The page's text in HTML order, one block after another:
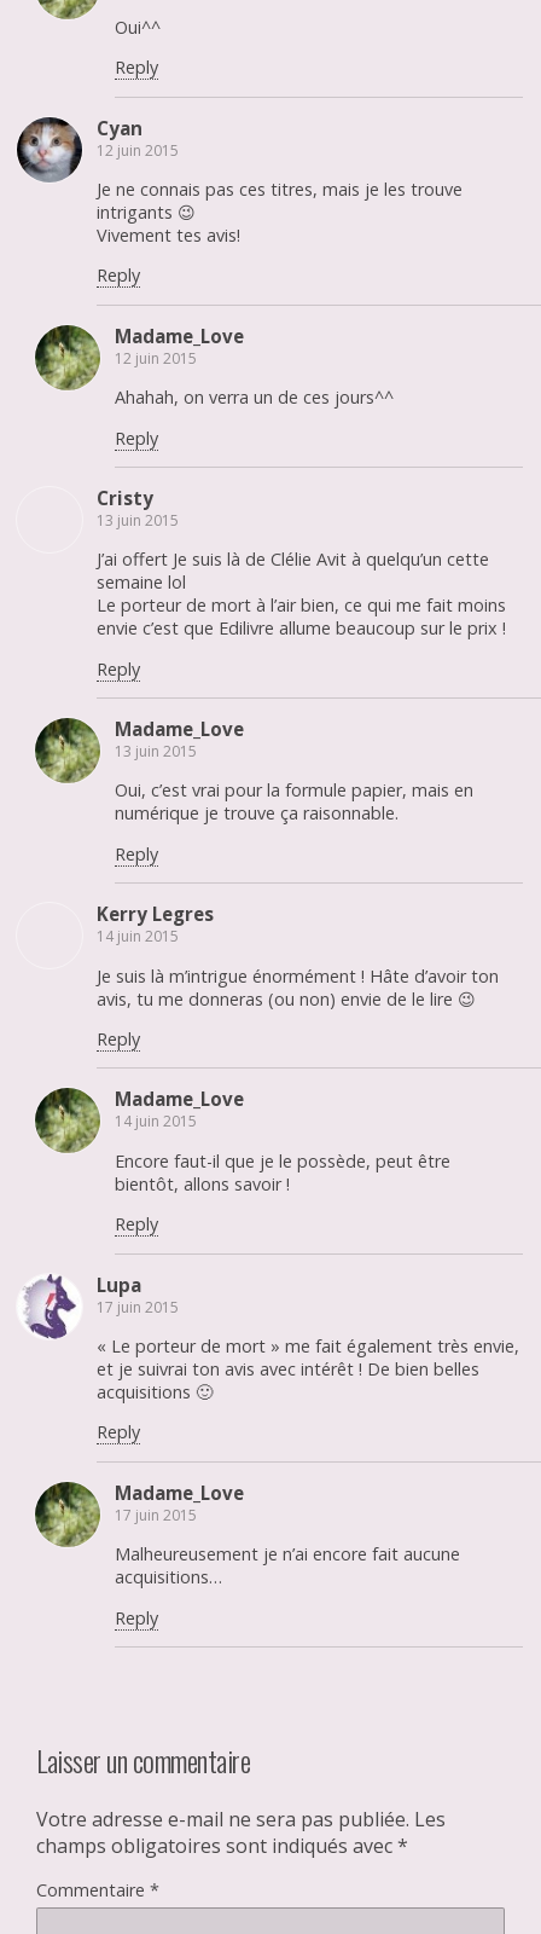
Oui^^
Reply
Cyan
12 juin 2015
Je ne connais pas ces titres, mais je les trouve
intrigants 😉
Vivement tes avis!
Reply
Madame_Love
12 juin 2015
Ahahah, on verra un de ces jours^^
Reply
Cristy
13 juin 2015
J’ai offert Je suis là de Clélie Avit à quelqu’un cette
semaine lol
Le porteur de mort à l’air bien, ce qui me fait moins
envie c’est que Edilivre allume beaucoup sur le prix !
Reply
Madame_Love
13 juin 2015
Oui, c’est vrai pour la formule papier, mais en
numérique je trouve ça raisonnable.
Reply
Kerry Legres
14 juin 2015
Je suis là m’intrigue énormément ! Hâte d’avoir ton
avis, tu me donneras (ou non) envie de le lire 😉
Reply
Madame_Love
14 juin 2015
Encore faut-il que je le possède, peut être
bientôt, allons savoir !
Reply
Lupa
17 juin 2015
« Le porteur de mort » me fait également très envie,
et je suivrai ton avis avec intérêt ! De bien belles
acquisitions 🙂
Reply
Madame_Love
17 juin 2015
Malheureusement je n’ai encore fait aucune
acquisitions…
Reply
Laisser un commentaire
Votre adresse e-mail ne sera pas publiée. Les
champs obligatoires sont indiqués avec*
Commentaire *